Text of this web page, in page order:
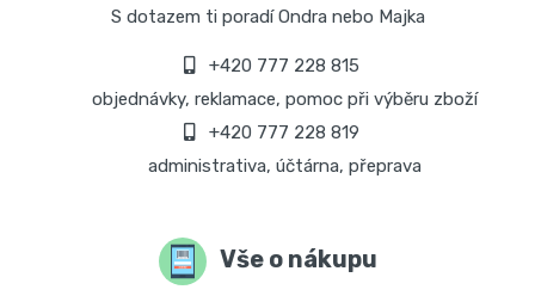
S dotazem ti poradí Ondra nebo Majka
+420 777 228 815
objednávky, reklamace, pomoc při výběru zboží
+420 777 228 819
administrativa, účtárna, přeprava
Vše o nákupu